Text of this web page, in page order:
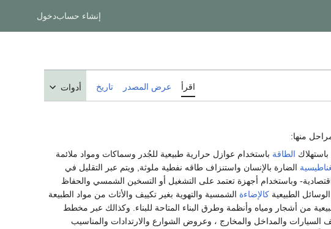
إنشاء حسابدخول
اقرأ عرض المصدر تاريخ أدوات
منها:
الطاقة باستخدام عوازل حرارية طبيعية للجُدر وسماكات ومواد ملائمة
الضارة بالإنسان واستنزاف طاقه نفطية ملوثة, ويتم عبر التقليل في
اقتصادية- وباستخدام أجهزة تعتمد على التشغيل أو التسخين الشمسي والحفاظ
الطبيعيةكالإضاءة الشمسية والتهوية بغير تكييف والأثاث من مواد الطبيعة
من أشجار ومياه وأنظمة وطرق البناء المتاحة للبناء. وكذالك عبر مخطط
السيارات والمداخل والمخارج ، وعروض الشوارع والارتدادات والمناسيب